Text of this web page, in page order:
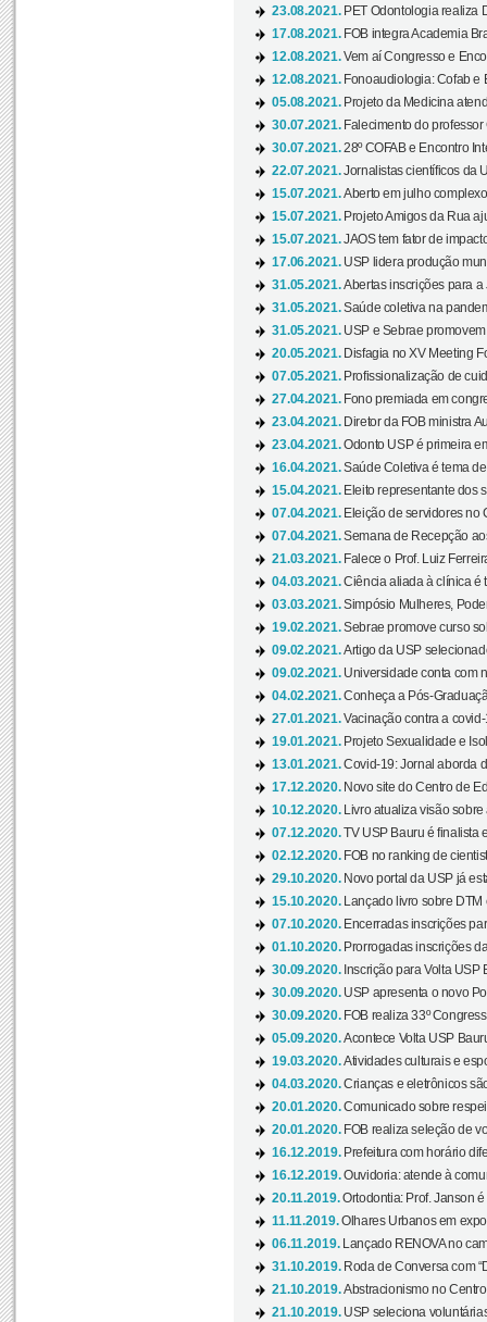
23.08.2021. PET Odontologia realiza
17.08.2021. FOB integra Academia
12.08.2021.Vem aí Congresso e
12.08.2021. Fonoaudiologia: Cofab e
05.08.2021. Projeto da Medicina
30.07.2021. Falecimento do
30.07.2021.28º COFAB e Encontro
22.07.2021.Jornalistas científicos da
15.07.2021.Aberto em julho
15.07.2021. Projeto Amigos da Rua
15.07.2021.JAOS tem fator de
17.06.2021. USP lidera produção
31.05.2021.Abertas inscrições para
31.05.2021.Saúde coletiva na
31.05.2021. USP e Sebrae
20.05.2021. Disfagia no XV Meeting
07.05.2021. Profissionalização de
27.04.2021. Fono premiada em
23.04.2021. Diretor da FOB ministra
23.04.2021.Odonto USP é primeira
16.04.2021.Saúde Coletiva é tema
15.04.2021. Eleito representante dos
07.04.2021. Eleição de servidores no
07.04.2021.Semana de Recepção
21.03.2021. Falece o Prof. Luiz
04.03.2021.Ciência aliada à clínica é
03.03.2021.Simpósio Mulheres,
19.02.2021.Sebrae promove curso
09.02.2021.Artigo da USP
09.02.2021. Universidade conta com
04.02.2021.Conheça a Pós-
27.01.2021.Vacinação contra a
19.01.2021. Projeto Sexualidade e
13.01.2021.Covid-19: Jornal aborda
17.12.2020. Novo site do Centro de
10.12.2020.
Livro atualiza visão
07.12.2020.TV USP Bauru é finalista
02.12.2020. FOB no ranking de
29.10.2020. Novo portal da USP já
15.10.2020.
Lançado livro sobre
07.10.2020. Encerradas inscrições
01.10.2020. Prorrogadas inscrições
30.09.2020. Inscrição para Volta USP
30.09.2020. USP apresenta o novo
30.09.2020. FOB realiza 33º
05.09.2020.Acontece Volta USP
19.03.2020.Atividades culturais e
04.03.2020.Crianças e eletrônicos
20.01.2020.Comunicado sobre
20.01.2020. FOB realiza seleção de
16.12.2019. Prefeitura com horário
16.12.2019.Ouvidoria: atende à
20.11.2019.Ortodontia: Prof. Janson
11.11.2019.Olhares Urbanos em
06.11.2019.
Lançado RENOVA no
31.10.2019. Roda de Conversa com
21.10.2019.Abstracionismo no
21.10.2019. USP seleciona